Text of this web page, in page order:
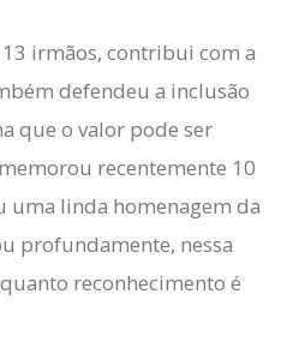
13 irmãos, contribui com a
defendeu a inclusão
que o valor pode ser
recentemente 10
uma linda homenagem da
profundamente, nessa
reconhecimento é